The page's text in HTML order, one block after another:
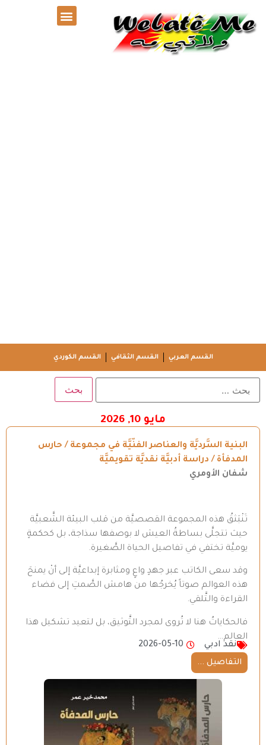
القسم العربي القسم الثقافي القسم الكوردي
مايو 10, 2026
البنية السَّرديَّة والعناصر الفنّيَّة في مجموعة / حارس
المدفأة / دراسة أدبيَّة نقديَّة تقويميَّة
شفان الأومري
تَنْبَثقُ هذه المجموعة القصصيَّة من قلب البيئة الشَّعبيَّة
حيث تتجلَّى بساطةُ العيش لا بوصفها سذاجة، بل كحكمةٍ
يوميَّة تختفي في تفاصيل الحياة الصَّغيرة.
وقد سعى الكاتب عبر جهدٍ واعٍ ومثابرة إبداعيَّة إلى أنْ يمنحَ
هذه العوالم صوتاً يُخرجُها من هامش الصَّمتِ إلى فضاء
القراءة والتَّلقي.
فالحكاياتُ هنا لا تُروى لمجرد التَّوثيق، بل لتعيد تشكيل هذا
العالم…
نقد ادبي
2026-05-10
التفاصيل ...